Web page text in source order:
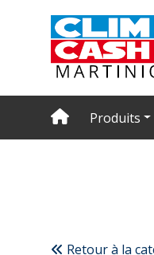
Produits
Retour à la